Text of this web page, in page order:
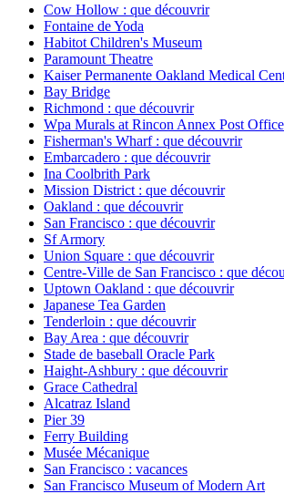
Cow Hollow : que découvrir
Fontaine de Yoda
Habitot Children's Museum
Paramount Theatre
Kaiser Permanente Oakland Medical
Bay Bridge
Richmond : que découvrir
Wpa Murals at Rincon Annex Post Office
Fisherman's Wharf : que découvrir
Embarcadero : que découvrir
Ina Coolbrith Park
Mission District : que découvrir
Oakland : que découvrir
San Francisco : que découvrir
Sf Armory
Union Square : que découvrir
Centre-Ville de San Francisco : que
Uptown Oakland : que découvrir
Japanese Tea Garden
Tenderloin : que découvrir
Bay Area : que découvrir
Stade de baseball Oracle Park
Haight-Ashbury : que découvrir
Grace Cathedral
Alcatraz Island
Pier 39
Ferry Building
Musée Mécanique
San Francisco : vacances
San Francisco Museum of Modern Art